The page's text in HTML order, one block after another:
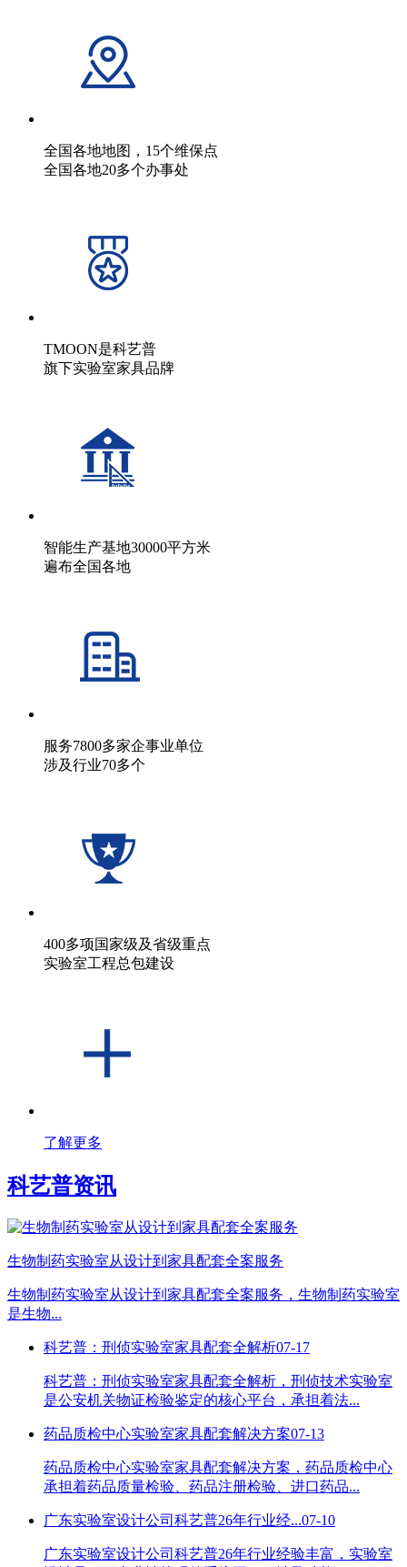
全国各地地图，15个维保点
全国各地20多个办事处
TMOON是科艺普
旗下实验室家具品牌
智能生产基地30000平方米
遍布全国各地
服务7800多家企事业单位
涉及行业70多个
400多项国家级及省级重点
实验室工程总包建设
了解更多
科艺普资讯
生物制药实验室从设计到家具配套全案服务
生物制药实验室从设计到家具配套全案服务，生物制药实验室
是生物...
科艺普：刑侦实验室家具配套全解析07-17
科艺普：刑侦实验室家具配套全解析，刑侦技术实验室
是公安机关物证检验鉴定的核心平台，承担着法...
药品质检中心实验室家具配套解决方案07-13
药品质检中心实验室家具配套解决方案，药品质检中心
承担着药品质量检验、药品注册检验、进口药品...
广东实验室设计公司科艺普26年行业经...07-10
广东实验室设计公司科艺普26年行业经验丰富，实验室